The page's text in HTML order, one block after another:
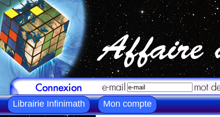
Librairie Infinimath Mon compte